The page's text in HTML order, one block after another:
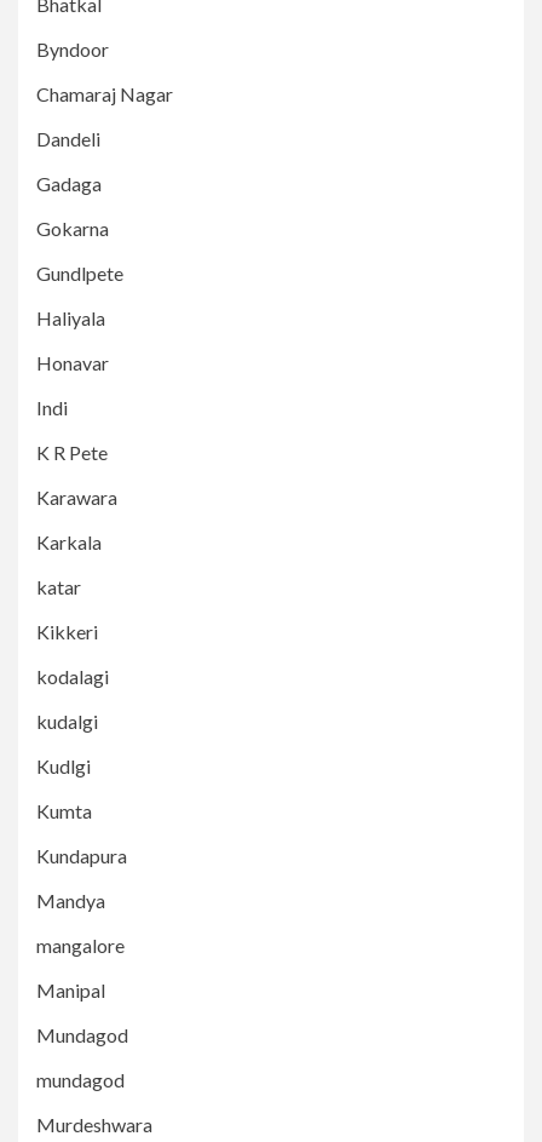
Byndoor
Chamaraj Nagar
Dandeli
Gadaga
Gokarna
Gundlpete
Haliyala
Honavar
Indi
K R Pete
Karawara
Karkala
katar
Kikkeri
kodalagi
kudalgi
Kudlgi
Kumta
Kundapura
Mandya
mangalore
Manipal
Mundagod
mundagod
Murdeshwara